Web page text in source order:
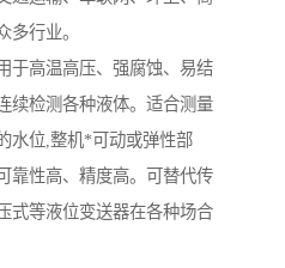
多行业。
于高温高压、强腐蚀、易结
续检测各种液体。适合测量
水位,整机*可动或弹性部
靠性高、精度高。可替代传
式等液位变送器在各种场合